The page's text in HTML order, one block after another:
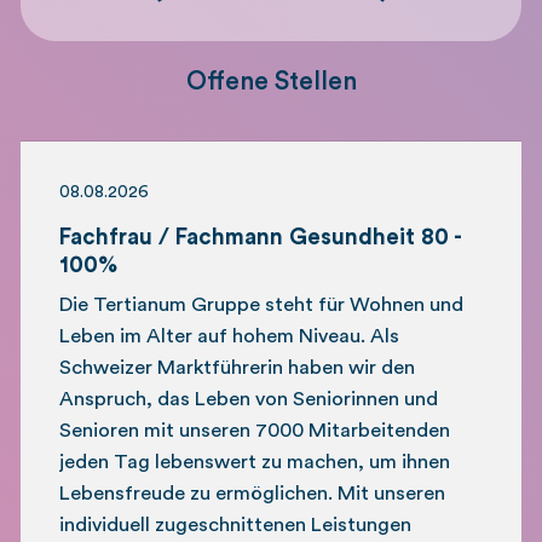
Offene Stellen
08.08.2026
Fachfrau / Fachmann Gesundheit 80 -
100%
Die Tertianum Gruppe steht für Wohnen und
Leben im Alter auf hohem Niveau. Als
Schweizer Marktführerin haben wir den
Anspruch, das Leben von Seniorinnen und
Senioren mit unseren 7000 Mitarbeitenden
jeden Tag lebenswert zu machen, um ihnen
Lebensfreude zu ermöglichen. Mit unseren
individuell zugeschnittenen Leistungen